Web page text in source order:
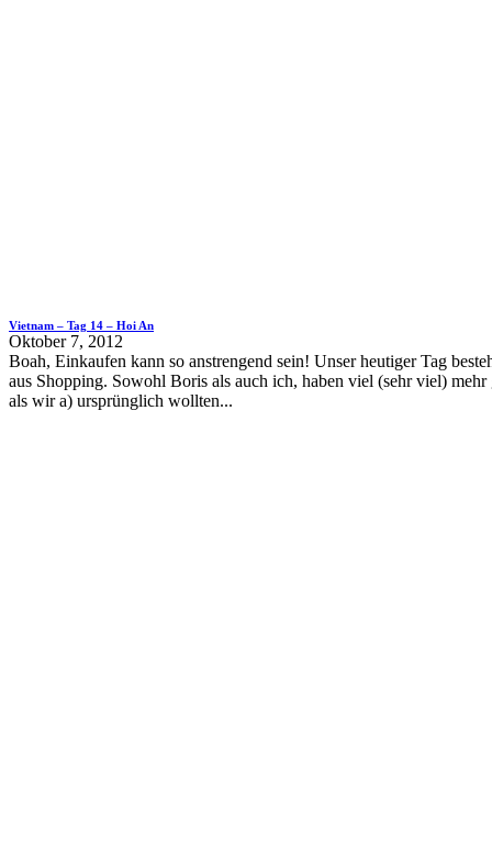
Vietnam – Tag 14 – Hoi An
Oktober 7, 2012
Boah, Einkaufen kann so anstrengend sein! Unser heutiger Tag
aus Shopping. Sowohl Boris als auch ich, haben viel (sehr viel) mehr
als wir a) ursprünglich wollten...